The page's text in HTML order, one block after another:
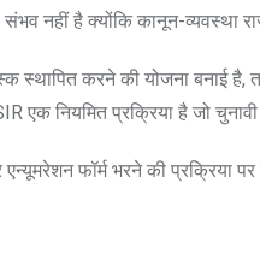
नहीं है क्योंकि कानून-व्यवस्था
करने की योजना बनाई है,
एक नियमित प्रक्रिया है जो
फॉर्म भरने की प्रक्रिया